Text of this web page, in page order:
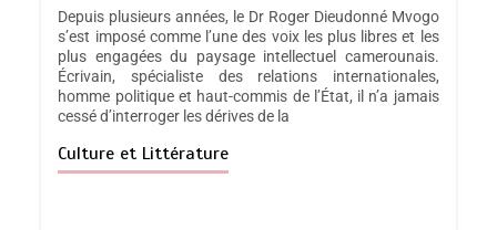
Depuis plusieurs années, le Dr Roger Dieudonné Mvogo
s’est imposé comme l’une des voix les plus libres et les
plus engagées du paysage intellectuel camerounais.
Écrivain, spécialiste des relations internationales,
homme politique et haut-commis de l’État, il n’a jamais
cessé d’interroger les dérives de la
Culture et Littérature